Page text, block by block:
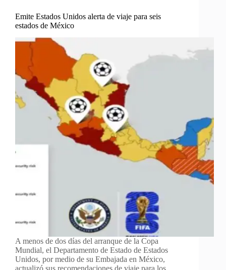
Emite Estados Unidos alerta de viaje para seis
estados de México
A menos de dos días del arranque de la Copa
Mundial, el Departamento de Estado de Estados
Unidos, por medio de su Embajada en México,
actualizó sus recomendaciones de viaje para los